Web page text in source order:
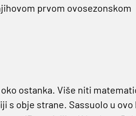
prvom ovosezonskom
ostanka. Više niti
s obje strane. Sassuolo u ovo